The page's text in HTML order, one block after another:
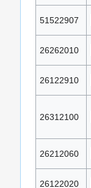
51522907
26262010
26122910
26312100
26212060
26122020